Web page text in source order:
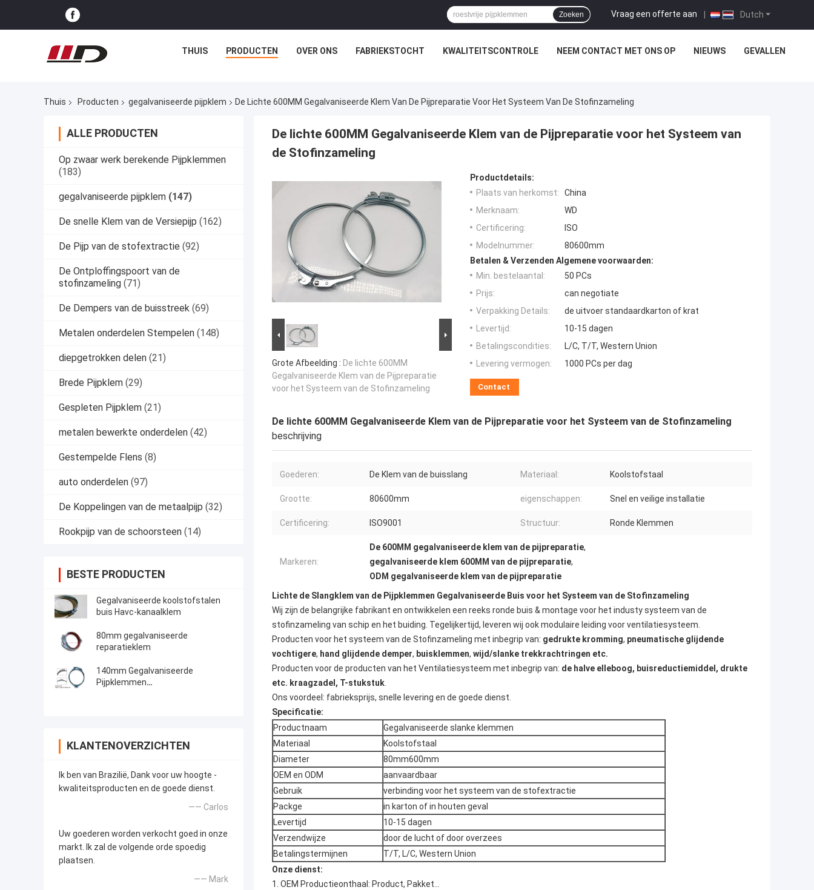
Dutch
Vraag een offerte aan |
Zoeken
THUIS PRODUCTEN OVER ONS FABRIEKSTOCHT KWALITEITSCONTROLE NEEM CONTACT MET ONS OP NIEUWS GEVALLEN
Thuis Producten gegalvaniseerde pijpklem De Lichte 600MM Gegalvaniseerde Klem Van De Pijpreparatie Voor Het Systeem Van De Stofinzameling
ALLE PRODUCTEN
Op zwaar werk berekende Pijpklemmen
(183)
gegalvaniseerde pijpklem (147)
De snelle Klem van de Versiepijp (162)
De Pijp van de stofextractie (92)
De Ontploffingspoort van de
stofinzameling (71)
De Dempers van de buisstreek (69)
Metalen onderdelen Stempelen (148)
diepgetrokken delen (21)
Brede Pijpklem (29)
Gespleten Pijpklem (21)
metalen bewerkte onderdelen (42)
Gestempelde Flens (8)
auto onderdelen (97)
De Koppelingen van de metaalpijp (32)
Rookpijp van de schoorsteen (14)
BESTE PRODUCTEN
Gegalvaniseerde koolstofstalen
buis Havc-kanaalklem
80mm gegalvaniseerde
reparatieklem
140mm Gegalvaniseerde
Pijpklemmen
KLANTENOVERZICHTEN
Ik ben van Brazilië, Dank voor uw hoogte -
kwaliteitsproducten en de goede dienst.
—— Carlos
Uw goederen worden verkocht goed in onze
markt. Ik zal de volgende orde spoedig
plaatsen.
—— Mark
De lichte 600MM Gegalvaniseerde Klem van de Pijpreparatie voor het Systeem van
de Stofinzameling
Grote Afbeelding : De lichte 600MM
Gegalvaniseerde Klem van de Pijpreparatie
voor het Systeem van de Stofinzameling
Productdetails:
Plaats van herkomst:
China
Merknaam:
WD
Certificering:
ISO
Modelnummer:
80600mm
Betalen & Verzenden Algemene voorwaarden:
Min. bestelaantal:
50 PCs
Prijs:
can negotiate
Verpakking Details:
de uitvoer standaardkarton of krat
Levertijd:
10-15 dagen
Betalingscondities:
L/C, T/T, Western Union
Levering vermogen:
1000 PCs per dag
Contact
De lichte 600MM Gegalvaniseerde Klem van de Pijpreparatie voor het Systeem van de Stofinzameling
beschrijving
Goederen: De Klem van de buisslang Materiaal: Koolstofstaal
Grootte: 80600mm eigenschappen: Snel en veilige installatie
Certificering: ISO9001 Structuur: Ronde Klemmen
Markeren:
De 600MM gegalvaniseerde klem van de pijpreparatie,
gegalvaniseerde klem 600MM van de pijpreparatie,
ODM gegalvaniseerde klem van de pijpreparatie
Lichte de Slangklem van de Pijpklemmen Gegalvaniseerde Buis voor het Systeem van de Stofinzameling
Wij zijn de belangrijke fabrikant en ontwikkelen een reeks ronde buis & montage voor het industy systeem van de
stofinzameling van schip en het buiding. Tegelijkertijd, leveren wij ook modulaire leiding voor ventilatiesysteem.
Producten voor het systeem van de Stofinzameling met inbegrip van: gedrukte kromming, pneumatische glijdende
vochtigere, hand glijdende demper, buisklemmen, wijd/slanke trekkrachtringen etc.
Producten voor de producten van het Ventilatiesysteem met inbegrip van: de halve elleboog, buisreductiemiddel, drukte
etc. kraagzadel, T-stukstuk.
Ons voordeel: fabrieksprijs, snelle levering en de goede dienst.
Specificatie:
Productnaam
Gegalvaniseerde slanke klemmen
Materiaal
Koolstofstaal
Diameter
80mm600mm
OEM en ODM
aanvaardbaar
Gebruik
verbinding voor het systeem van de stofextractie
Packge
in karton of in houten geval
Levertijd
10-15 dagen
Verzendwijze
door de lucht of door overzees
Betalingstermijnen
T/T, L/C, Western Union
Onze dienst:
1. OEM Productieonthaal: Product, Pakket…